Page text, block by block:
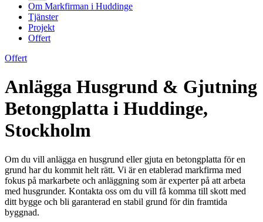
Om Markfirman i Huddinge
Tjänster
Projekt
Offert
Offert
Anlägga Husgrund & Gjutning
Betongplatta i Huddinge,
Stockholm
Om du vill anlägga en husgrund eller gjuta en betongplatta för en
grund har du kommit helt rätt. Vi är en etablerad markfirma med
fokus på markarbete och anläggning som är experter på att arbeta
med husgrunder. Kontakta oss om du vill få komma till skott med
ditt bygge och bli garanterad en stabil grund för din framtida
byggnad.